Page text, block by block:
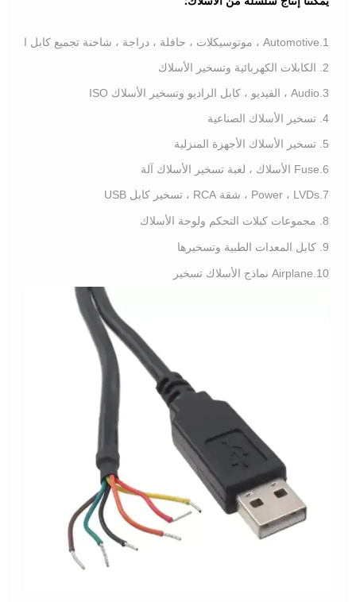
1.Automotive ، موتوسيكلات ، حافلة ، دراجة ، شاحنة تجميع كابل الأسلاك
2. الكابلات الكهربائية وتسخير الأسلاك
3.Audio ، الفيديو ، كابل الراديو وتسخير الأسلاك ISO
4. تسخير الأسلاك الصناعية
5. تسخير الأسلاك الأجهزة المنزلية
6.Fuse الأسلاك ، لعبة تسخير الأسلاك آلة
7.Power ، LVDs ، شقة RCA ، تسخير كابل USB
8. مجموعات كبلات التحكم ولوحة الأسلاك
9. كابل المعدات الطبية وتسخيرها
10.Airplane نماذج الأسلاك تسخير